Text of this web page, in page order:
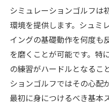
シミュレーションゴルフは
環境を提供します。シュミ
イングの基礎動作を何度も
を磨くことが可能です。特
の練習がハードルとなるこ
ションゴルフではその心配
最初に身につけるべき基本